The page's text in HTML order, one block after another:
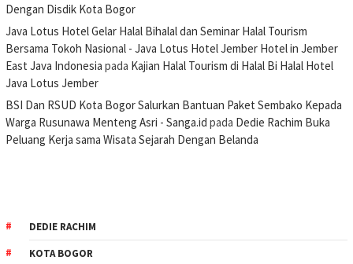
Dengan Disdik Kota Bogor
Java Lotus Hotel Gelar Halal Bihalal dan Seminar Halal Tourism
Bersama Tokoh Nasional - Java Lotus Hotel Jember Hotel in Jember
East Java Indonesia pada Kajian Halal Tourism di Halal Bi Halal Hotel
Java Lotus Jember
BSI Dan RSUD Kota Bogor Salurkan Bantuan Paket Sembako Kepada
Warga Rusunawa Menteng Asri - Sanga.id pada Dedie Rachim Buka
Peluang Kerja sama Wisata Sejarah Dengan Belanda
DEDIE RACHIM
KOTA BOGOR